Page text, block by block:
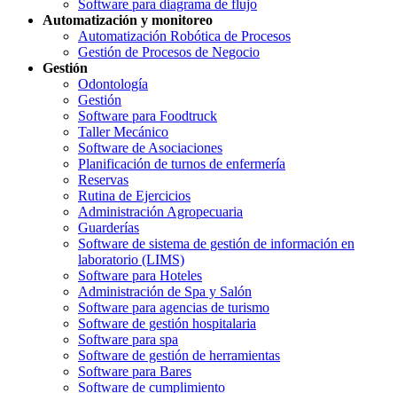
Software para diagrama de flujo
Automatización y monitoreo
Automatización Robótica de Procesos
Gestión de Procesos de Negocio
Gestión
Odontología
Gestión
Software para Foodtruck
Taller Mecánico
Software de Asociaciones
Planificación de turnos de enfermería
Reservas
Rutina de Ejercicios
Administración Agropecuaria
Guarderías
Software de sistema de gestión de información en
laboratorio (LIMS)
Software para Hoteles
Administración de Spa y Salón
Software para agencias de turismo
Software de gestión hospitalaria
Software para spa
Software de gestión de herramientas
Software para Bares
Software de cumplimiento